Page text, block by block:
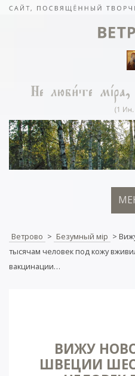
Ветрово > Безумный мiр >
тысячам человек под кожу
вакцинации…
ВИЖУ
ШВЕЦИИ